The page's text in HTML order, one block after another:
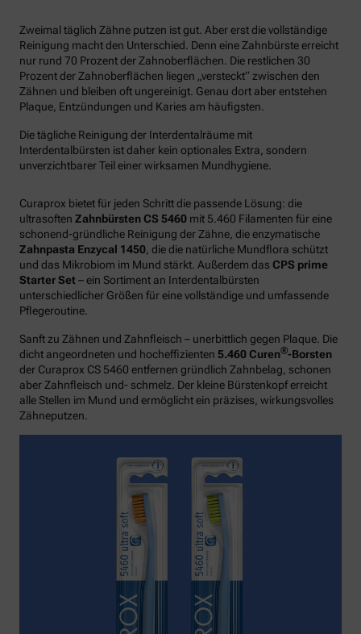
Zweimal täglich Zähne putzen ist gut. Aber erst die vollständige
Reinigung macht den Unterschied. Denn eine Zahnbürste erreicht
nur rund 70 Prozent der Zahnoberflächen. Die restlichen 30
Prozent der Zahnoberflächen liegen „versteckt“ zwischen den
Zähnen und bleiben oft ungereinigt. Genau dort aber entstehen
Plaque, Entzündungen und Karies am häufigsten.
Die tägliche Reinigung der Interdentalräume mit
Interdentalbürsten ist daher kein optionales Extra, sondern
unverzichtbarer Teil einer wirksamen Mundhygiene.
Curaprox bietet für jeden Schritt die passende Lösung: die
ultrasoften Zahnbürsten CS 5460 mit 5.460 Filamenten für eine
schonend-gründliche Reinigung der Zähne, die enzymatische
Zahnpasta Enzycal 1450, die die natürliche Mundflora schützt
und das Mikrobiom im Mund stärkt. Außerdem das CPS prime
Starter Set– ein Sortiment an Interdentalbürsten
unterschiedlicher Größen für eine vollständige und umfassende
Pflegeroutine.
Sanft zu Zähnen und Zahnfleisch – unerbittlich gegen Plaque. Die
dicht angeordneten und hocheffizienten 5.460 Curen®-Borsten
der Curaprox CS 5460 entfernen gründlich Zahnbelag, schonen
aber Zahnfleisch und- schmelz. Der kleine Bürstenkopf erreicht
alle Stellen im Mund und ermöglicht ein präzises, wirkungsvolles
Zähneputzen.